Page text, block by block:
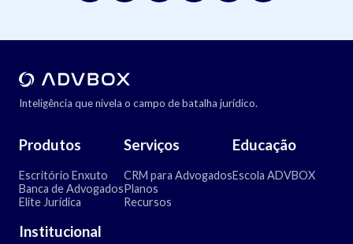
Inteligência que nivela o campo de batalha jurídico.
Produtos
Escritório Enxuto
Banca de Advogados
Elite Jurídica
Serviços
CRM para Advogados
Planos
Recursos
Educação
Escola ADVBOX
Institucional